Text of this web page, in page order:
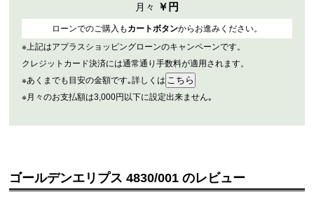
月々 ￥ 円
ローンでのご購入も カートボタンからお進みください。
※上記はアプラスショッピングローンのキャンペーンです。
クレジットカード決済には通常通り手数料が適用されます。
※あくまでも目安の金額です｡詳しくは
※月々のお支払額は3,000円以下に設定出来ません｡
ゴールデンエリプス 4830/001 のレビュー